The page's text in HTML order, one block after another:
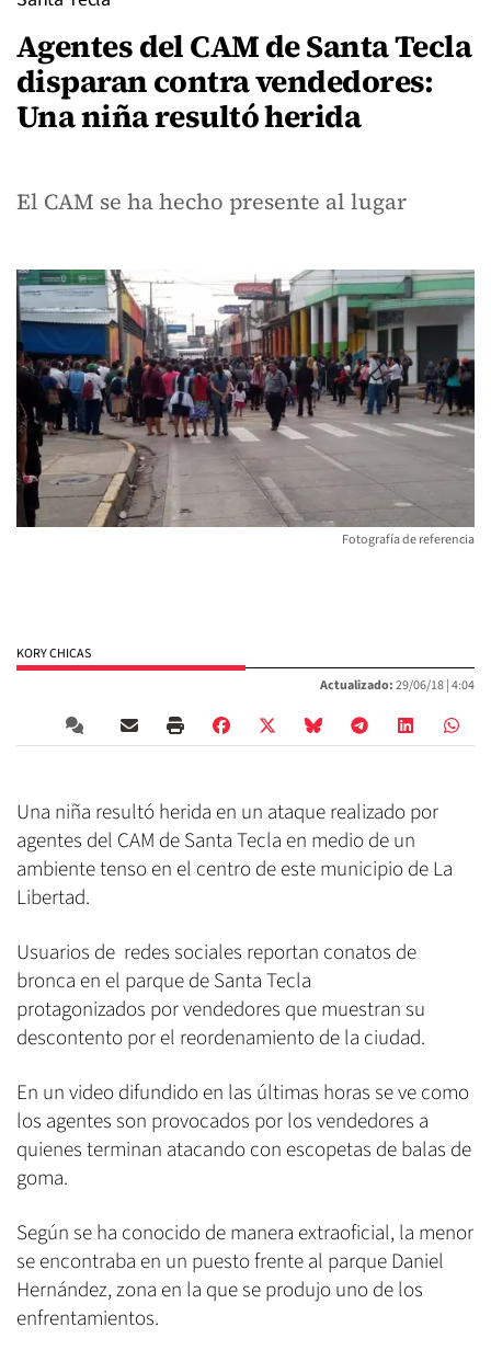
Agentes del CAM de Santa Tecla
disparan contra vendedores:
Una niña resultó herida
El CAM se ha hecho presente al lugar
Fotografía de referencia
KORY CHICAS
Actualizado:29/06/18 |4:04
Una niña resultó herida en un ataque realizado por
agentes del CAM de Santa Tecla en medio de un
ambiente tenso en el centro de este municipio de La
Libertad.
Usuarios de redes sociales reportan conatos de
bronca en el parque de Santa Tecla
protagonizados por vendedores que muestran su
descontento por el reordenamiento de la ciudad.
En un video difundido en las últimas horas se ve como
los agentes son provocados por los vendedores a
quienes terminan atacando con escopetas de balas de
goma.
Según se ha conocido de manera extraoficial, la menor
se encontraba en un puesto frente al parque Daniel
Hernández, zona en la que se produjo uno de los
enfrentamientos.